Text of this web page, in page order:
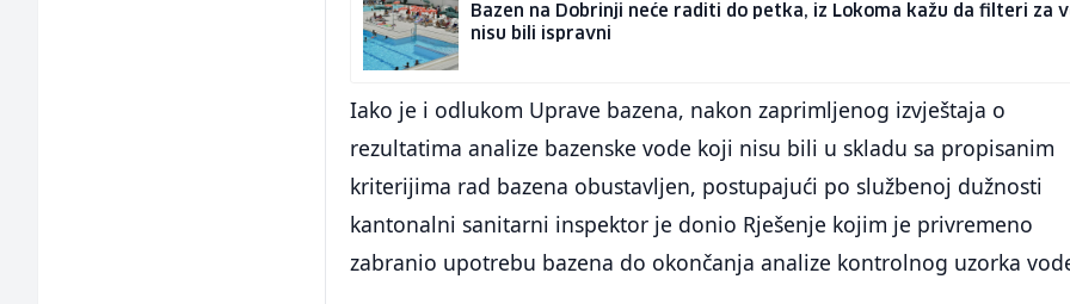
Bazen na Dobrinji neće raditi do petka, iz Lokoma kažu da filteri za
nisu bili ispravni
Iako je i odlukom Uprave bazena, nakon zaprimljenog izvještaja o
rezultatima analize bazenske vode koji nisu bili u skladu sa propisanim
kriterijima rad bazena obustavljen, postupajući po službenoj dužnosti
kantonalni sanitarni inspektor je donio Rješenje kojim je privremeno
zabranio upotrebu bazena do okončanja analize kontrolnog uzorka